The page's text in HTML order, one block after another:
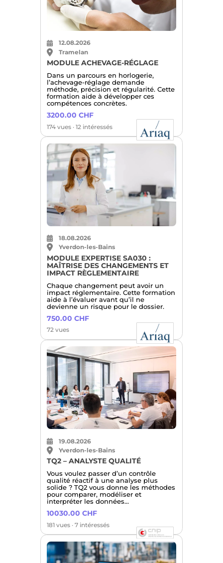
12.08.2026
Tramelan
MODULE ACHEVAGE-RÉGLAGE
Dans un parcours en horlogerie,
l’achevage-réglage demande
méthode, précision et régularité. Cette
formation aide à développer ces
compétences concrètes.
3200.00 CHF
174 vues · 12 intéressés
18.08.2026
Yverdon-les-Bains
MODULE EXPERTISE SA030 :
MAÎTRISE DES CHANGEMENTS ET
IMPACT RÈGLEMENTAIRE
Chaque changement peut avoir un
impact réglementaire. Cette formation
aide à l’évaluer avant qu’il ne
devienne un risque pour le dossier.
750.00 CHF
72 vues
19.08.2026
Yverdon-les-Bains
TQ2 – ANALYSTE QUALITÉ
Vous voulez passer d’un contrôle
qualité réactif à une analyse plus
solide ? TQ2 vous donne les méthodes
pour comparer, modéliser et
interpréter les données…
10030.00 CHF
181 vues · 7 intéressés